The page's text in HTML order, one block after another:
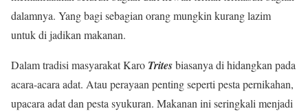
dalamnya. Yang bagi sebagian orang mungkin kurang lazim
untuk di jadikan makanan.
Dalam tradisi masyarakat Karo Tritesbiasanya di hidangkan pada
acara-acara adat. Atau perayaan penting seperti pesta pernikahan,
upacara adat dan pesta syukuran. Makanan ini seringkali menjadi